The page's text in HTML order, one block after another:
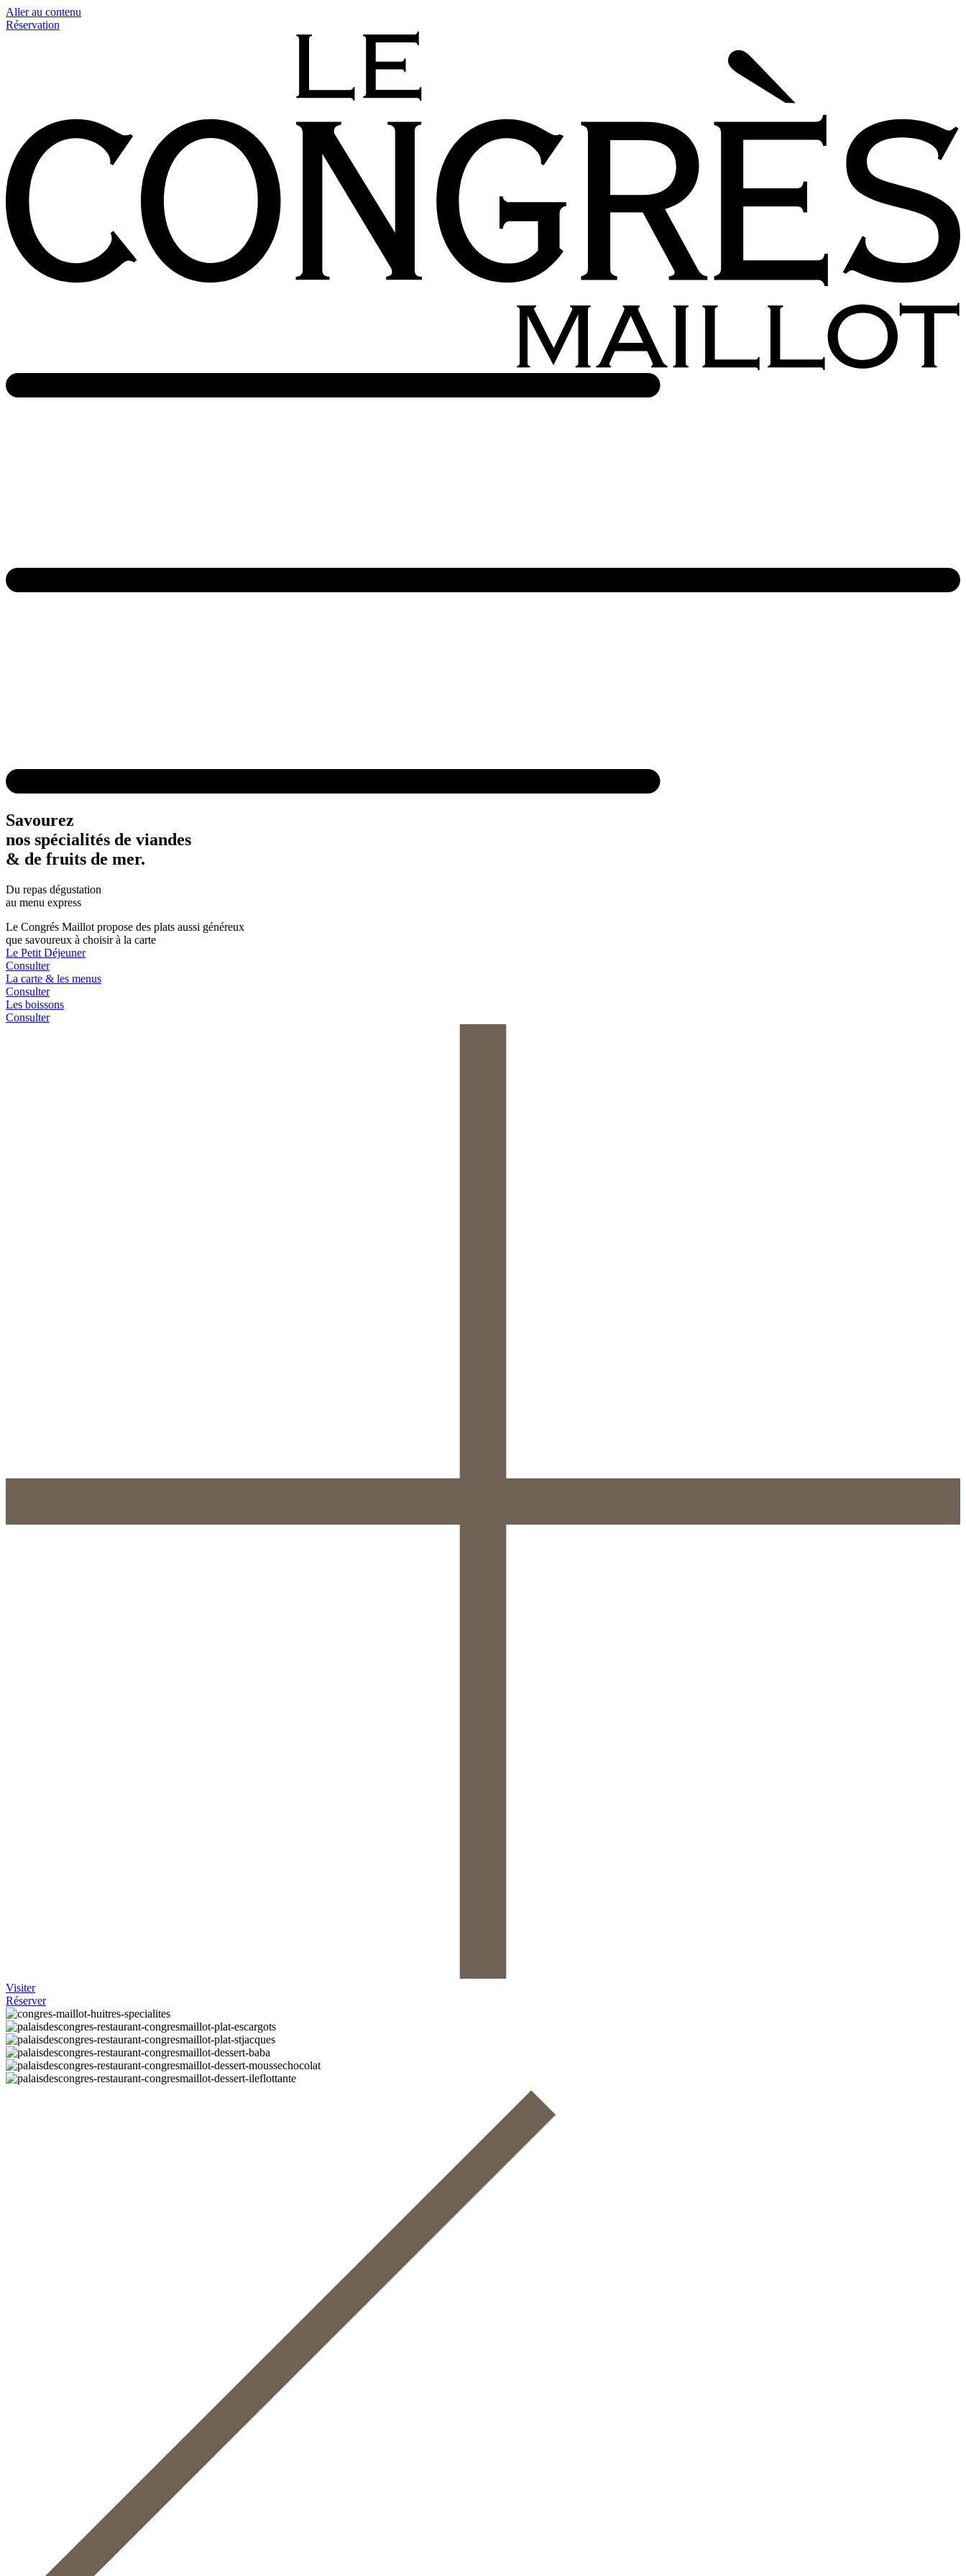
Aller au contenu
Réservation
Savourez
nos spécialités de viandes
& de fruits de mer.
Du repas dégustation
au menu express
Le Congrés Maillot propose des plats aussi généreux
que savoureux à choisir à la carte
Le Petit Déjeuner
Consulter
La carte & les menus
Consulter
Les boissons
Consulter
Visiter
Réserver